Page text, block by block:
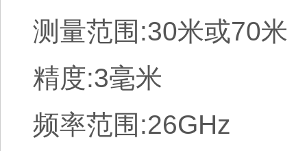
测量范围:30米或70米
精度:3毫米
频率范围:26GHz